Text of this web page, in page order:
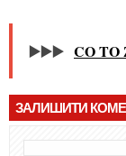
▶️▶️▶️ CO TO
ЗАЛИШИТИ